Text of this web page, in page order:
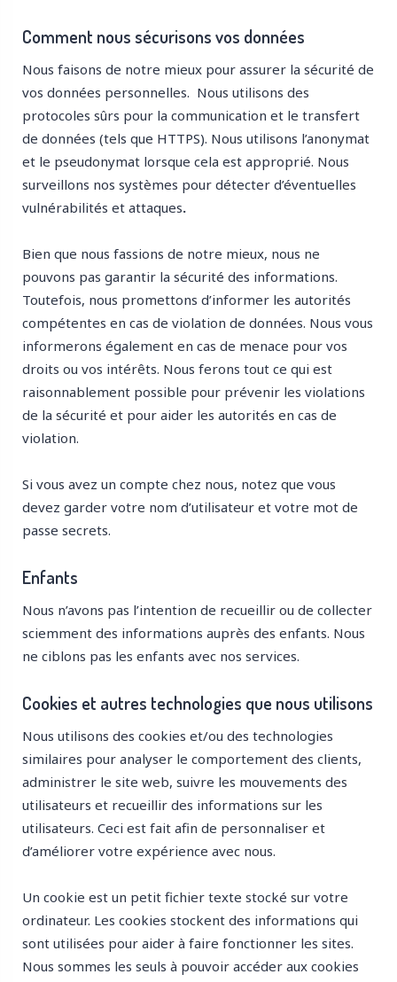
Comment nous sécurisons vos données
Nous faisons de notre mieux pour assurer la sécurité de
vos données personnelles. Nous utilisons des
protocoles sûrs pour la communication et le transfert
de données (tels que HTTPS). Nous utilisons l’anonymat
et le pseudonymat lorsque cela est approprié. Nous
surveillons nos systèmes pour détecter d’éventuelles
vulnérabilités et attaques.
Bien que nous fassions de notre mieux, nous ne
pouvons pas garantir la sécurité des informations.
Toutefois, nous promettons d’informer les autorités
compétentes en cas de violation de données. Nous vous
informerons également en cas de menace pour vos
droits ou vos intérêts. Nous ferons tout ce qui est
raisonnablement possible pour prévenir les violations
de la sécurité et pour aider les autorités en cas de
violation.
Si vous avez un compte chez nous, notez que vous
devez garder votre nom d’utilisateur et votre mot de
passe secrets.
Enfants
Nous n’avons pas l’intention de recueillir ou de collecter
sciemment des informations auprès des enfants. Nous
ne ciblons pas les enfants avec nos services.
Cookies et autres technologies que nous utilisons
Nous utilisons des cookies et/ou des technologies
similaires pour analyser le comportement des clients,
administrer le site web, suivre les mouvements des
utilisateurs et recueillir des informations sur les
utilisateurs. Ceci est fait afin de personnaliser et
d’améliorer votre expérience avec nous.
Un cookie est un petit fichier texte stocké sur votre
ordinateur. Les cookies stockent des informations qui
sont utilisées pour aider à faire fonctionner les sites.
Nous sommes les seuls à pouvoir accéder aux cookies